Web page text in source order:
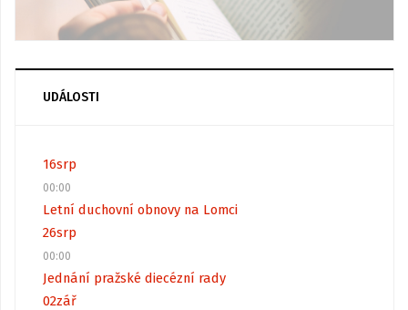
UDÁLOSTI
16srp
00:00
Letní duchovní obnovy na Lomci
26srp
00:00
Jednání pražské diecézní rady
02zář